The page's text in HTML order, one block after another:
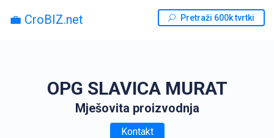
💼 CroBIZ.net Pretraži 600k tvrtki
OPG SLAVICA MURAT
Mješovita proizvodnja
Kontakt